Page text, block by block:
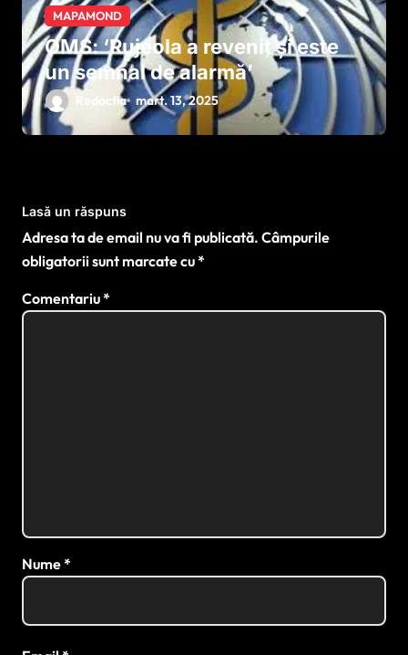
MAPAMOND
OMS: ‘Rujeola a revenit și este
un semnal de alarmă’
Redactia mart. 13, 2025
Lasă un răspuns
Adresa ta de email nu va fi publicată. Câmpurile
obligatorii sunt marcate cu*
Comentariu*
Nume*